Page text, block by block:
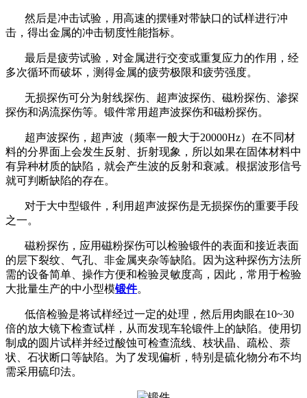
然后是冲击试验，用高速的摆锤对带缺口的试样进行冲
击，得出金属的冲击韧度性能指标。
最后是疲劳试验，对金属进行交变或重复应力的作用，经
多次循环而破坏，测得金属的疲劳极限和疲劳强度。
无损探伤可分为射线探伤、超声波探伤、磁粉探伤、渗探
探伤和涡流探伤等。锻件常用超声波探伤和磁粉探伤。
超声波探伤，超声波（频率一般大于20000Hz）在不同材
料的分界面上会发生反射、折射现象，所以如果在固体材料中
有异种材质的缺陷，就会产生波的反射和衰减。根据波形信号
就可判断缺陷的存在。
对于大中型锻件，利用超声波探伤是无损探伤的重要手段
之一。
磁粉探伤，应用磁粉探伤可以检验锻件的表面和接近表面
的层下裂纹、气孔、非金属夹杂等缺陷。因为这种探伤方法所
需的设备简单、操作方便和检验灵敏度高，因此，常用于检验
大批量生产的中小型模锻件。
低倍检验是将试样经过一定的处理，然后用肉眼在10~30
倍的放大镜下检查试样，从而发现车轮锻件上的缺陷。使用切
制成的圆片试样并经过酸蚀可检查流线、枝状晶、疏松、萘
状、石状断口等缺陷。为了发现偏析，特别是硫化物分布不均
需采用硫印法。